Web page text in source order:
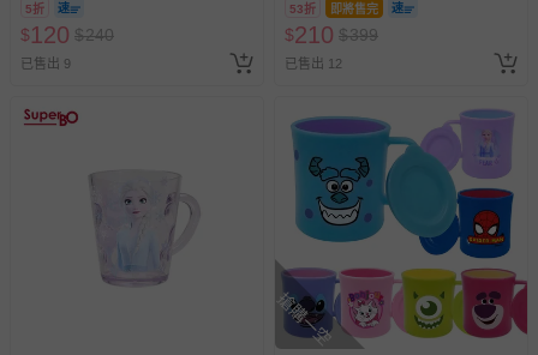
部分商品依據消費者保護法的規定，不適用七天鑑賞期/猶
易於腐敗、保存期限較短或解約時即將逾期（例如生鮮
客製化商品（例如客製生日書、姓名貼等）。
報紙、期刊或雜誌（惟書籍如經拆封、使用，則酌收整
新費用）。
經消費者拆封之影音商品或電腦軟體（例如 DVD、CD
非以有形媒介提供之數位內容或一經提供即為完成之線
上服務，經消費者事先同意始提供（例如線上課程、遊
5折
$120 $240
已售出 9
53折 即將售完
$210 $399
已售出 12
搶購一空